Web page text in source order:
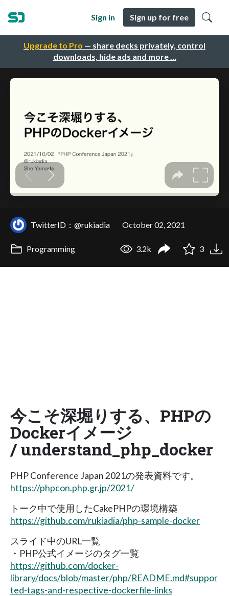
Upgrade to Pro — share decks privately, control
downloads, hide ads and more …
Sign in Sign up for free
TwitterID：@rukiadia October 02, 2021
Programming 3.2k 3
今こそ深堀りする、PHPの
Dockerイメージ
/ understand_php_docker
PHP Conference Japan 2021の発表資料です。
https://phpcon.php.gr.jp/2021/
トーク中で使用したCakePHPの環境構築
https://github.com/rukiadia/php-sample-docker
スライド中のURL一覧
・PHP公式イメージのタグ一覧
https://github.com/docker-
library/docs/blob/master/php/README.md#suppor
ted-tags-and-respective-dockerfile-links